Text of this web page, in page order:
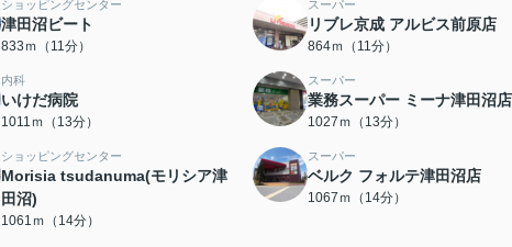
ショッピングセンター
津田沼ビート
833ｍ（11分）
スーパー
リブレ京成 アルビス前原店
864ｍ（11分）
内科
いけだ病院
1011ｍ（13分）
スーパー
業務スーパー ミーナ津田沼店
1027ｍ（13分）
ショッピングセンター
Morisia tsudanuma(モリシア津
田沼)
1061ｍ（14分）
スーパー
ベルク フォルテ津田沼店
1067ｍ（14分）